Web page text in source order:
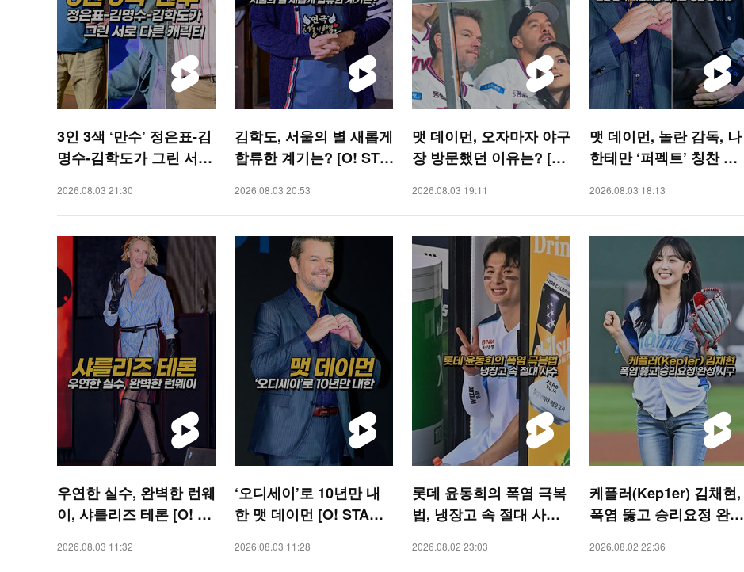
3인 3색 ‘만수’ 정은표-김
명수-김학도가 그린 서로
숏폼]
2026.08.03 21:30
김학도, 서울의 별 새롭게
합류한 계기는? [O! STA
2026.08.03 20:53
맷 데이먼, 오자마자 야구
장 방문했던 이유는? [O!
2026.08.03 19:11
맷 데이먼, 놀란 감독, 나
한테만 ‘퍼펙트’ 칭찬 안
2026.08.03 18:13
우연한 실수, 완벽한 런웨
이, 샤를리즈 테론 [O! ST
2026.08.03 11:32
‘오디세이’로 10년만 내
한 맷 데이먼 [O! STAR
2026.08.03 11:28
롯데 윤동희의 폭염 극복
법, 냉장고 속 절대 사수
2026.08.02 23:03
케플러(Kep1er) 김채현,
폭염 뚫고 승리요정 완성
2026.08.02 22:36